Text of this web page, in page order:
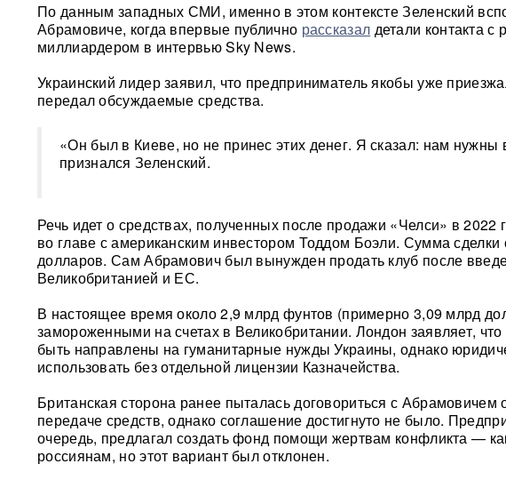
По данным западных СМИ, именно в этом контексте Зеленский
Абрамовиче, когда впервые публично рассказал детали контакта с
миллиардером в интервью Sky News.
Украинский лидер заявил, что предприниматель якобы уже
передал обсуждаемые средства.
«Он был в Киеве, но не принес этих денег. Я сказал: нам
признался Зеленский.
Речь идет о средствах, полученных после продажи «Челси» в 2022
во главе с американским инвестором Тоддом Боэли. Сумма сделки
долларов. Сам Абрамович был вынужден продать клуб после
Великобританией и ЕС.
В настоящее время около 2,9 млрд фунтов (примерно 3,09 млрд
замороженными на счетах в Великобритании. Лондон заявляет, что
быть направлены на гуманитарные нужды Украины, однако
использовать без отдельной лицензии Казначейства.
Британская сторона ранее пыталась договориться с Абрамовичем
передаче средств, однако соглашение достигнуто не было.
очередь, предлагал создать фонд помощи жертвам конфликта —
россиянам, но этот вариант был отклонен.